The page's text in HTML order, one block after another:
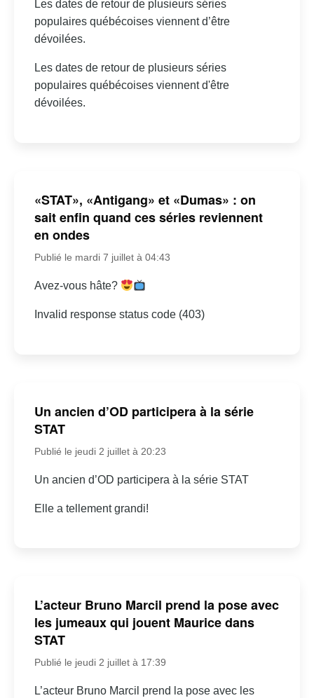
Les dates de retour de plusieurs séries
populaires québécoises viennent d’être
dévoilées.
Les dates de retour de plusieurs séries
populaires québécoises viennent d'être
dévoilées.
«STAT», «Antigang» et «Dumas» : on
sait enfin quand ces séries reviennent
en ondes
Publié le mardi 7 juillet à 04:43
Avez-vous hâte?
Invalid response status code (403)
Un ancien d’OD participera à la série
STAT
Publié le jeudi 2 juillet à 20:23
Un ancien d’OD participera à la série STAT
Elle a tellement grandi!
L’acteur Bruno Marcil prend la pose avec
les jumeaux qui jouent Maurice dans
STAT
Publié le jeudi 2 juillet à 17:39
L’acteur Bruno Marcil prend la pose avec les